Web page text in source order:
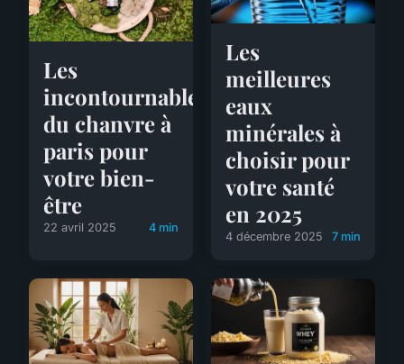
Les
incontournables
du chanvre à
paris pour
votre bien-
être
22 avril 2025 4 min
Les
meilleures
eaux
minérales à
choisir pour
votre santé
en 2025
4 décembre 2025 7 min